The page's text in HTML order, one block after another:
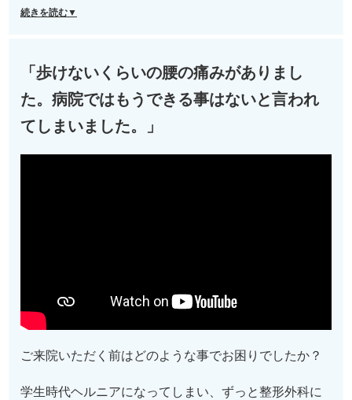
続きを読む▼
「歩けないくらいの腰の痛みがありまし
た。病院ではもうできる事はないと言われ
てしまいました。」
ご来院いただく前はどのような事でお困りでしたか？
学生時代ヘルニアになってしまい、ずっと整形外科に